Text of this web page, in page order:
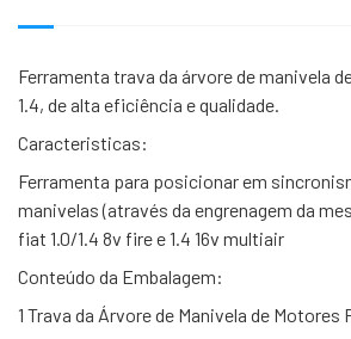
Ferramenta trava da árvore de manivela
1.4, de alta eficiência e qualidade.
Caracteristicas:
Ferramenta para posicionar em
manivelas (através da engrenagem da
fiat 1.0/1.4 8v fire e 1.4 16v multiair
Conteúdo da Embalagem:
1 Trava da Árvore de Manivela de Motores